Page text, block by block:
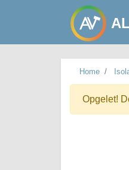
Home
Opgelet!